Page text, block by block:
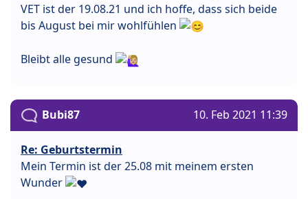
VET ist der 19.08.21 und ich hoffe, dass sich beide
bis August bei mir wohlfühlen
Bleibt alle gesund
Bubi87 10. Feb 2021 11:39
Re: Geburtstermin
Mein Termin ist der 25.08 mit meinem ersten
Wunder